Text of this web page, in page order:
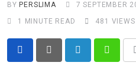
BY PERSLIMA 7 SEPTEMBER
1 MINUTE READ
481 VIEWS